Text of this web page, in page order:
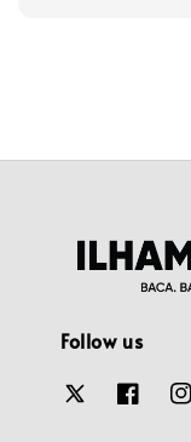
Follow us